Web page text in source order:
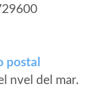
postal
nvel del mar.